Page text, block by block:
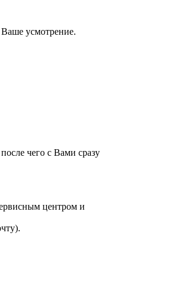
усмотрение.
чего с Вами сразу
центром и